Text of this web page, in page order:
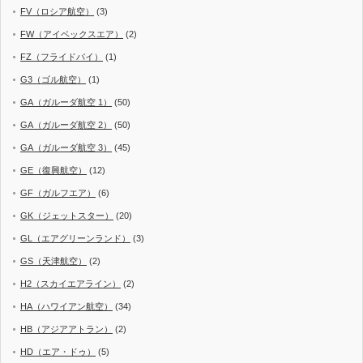
FV（ロシア航空） (3)
FW（アイベックスエア） (2)
FZ（フライドバイ） (1)
G3（ゴル航空） (1)
GA（ガルーダ航空 1） (50)
GA（ガルーダ航空 2） (50)
GA（ガルーダ航空 3） (45)
GE（復興航空） (12)
GF（ガルフエア） (6)
GK（ジェットスター） (20)
GL（エアグリーンランド） (3)
GS（天津航空） (2)
H2（スカイエアライン） (2)
HA（ハワイアン航空） (34)
HB（アジアアトラン） (2)
HD（エア・ドゥ） (5)